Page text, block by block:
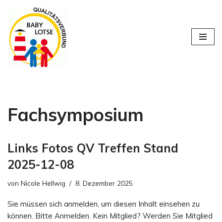
Zum
Inhalt
springen
Fachsymposium
Links Fotos QV Treffen Stand
2025-12-08
von Nicole Hellwig 8. Dezember 2025
Sie müssen sich anmelden, um diesen Inhalt einsehen zu
können. Bitte Anmelden. Kein Mitglied? Werden Sie Mitglied